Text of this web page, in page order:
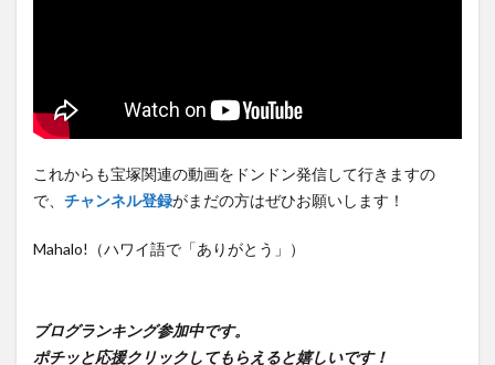
これからも宝塚関連の動画をドンドン発信して行きますの
で、 チャンネル登録がまだの方はぜひお願いします！
Mahalo!（ハワイ語で「ありがとう」）
ブログランキング参加中です。
ポチッと応援クリックしてもらえると嬉しいです！